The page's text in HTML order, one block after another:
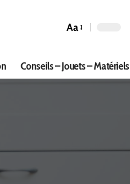
Aa
Conseils – Jouets – Matériels